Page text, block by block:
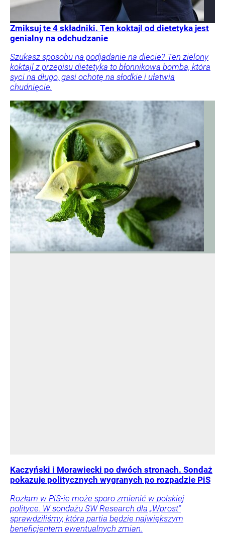
Zmiksuj te 4 składniki. Ten koktajl od dietetyka jest
genialny na odchudzanie
Szukasz sposobu na podjadanie na diecie? Ten zielony
koktajl z przepisu dietetyka to błonnikowa bomba, która
syci na długo, gasi ochotę na słodkie i ułatwia
chudnięcie.
Kaczyński i Morawiecki po dwóch stronach. Sondaż
pokazuje politycznych wygranych po rozpadzie PiS
Rozłam w PiS-ie może sporo zmienić w polskiej
polityce. W sondażu SW Research dla „Wprost”
sprawdziliśmy, która partia będzie największym
beneficjentem ewentualnych zmian.